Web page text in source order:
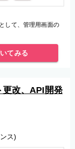
して、管理用画面の
てみる
更改、API開発
ス)